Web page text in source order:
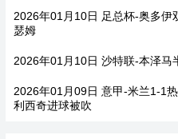
2026年01月10日 足总杯-奥多伊
瑟姆
2026年01月10日 沙特联-本泽马
2026年01月09日 意甲-米兰1-1
利西奇进球被吹